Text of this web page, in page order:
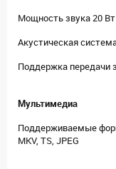
Мощность звука 20
Акустическая
Поддержка передачи
Мультимедиа
Поддерживаемые
MKV, TS, JPEG